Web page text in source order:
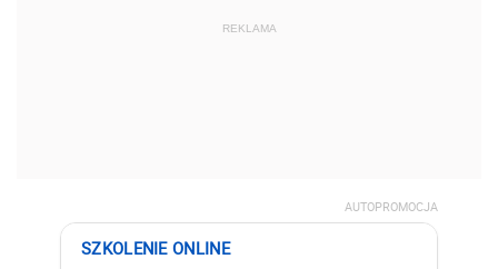
REKLAMA
AUTOPROMOCJA
SZKOLENIE ONLINE